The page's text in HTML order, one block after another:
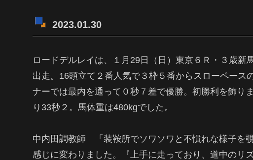
2023.01.30
ロードデルレイは、１月29日（日）東京６Ｒ・３歳
出走。16頭立て２番人気で３枠５番からスローペース
ナーでは最内を通って０秒７差で優勝。初勝利を飾り
り33秒２。馬体重は480kgでした。
中内田調教師 「装鞍所でソワソワと不慣れな様子を
感じに変わりました。『上手に走っており、道中のリ